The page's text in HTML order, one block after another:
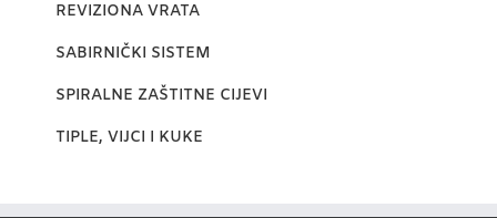
REVIZIONA VRATA
SABIRNIČKI SISTEM
SPIRALNE ZAŠTITNE CIJEVI
TIPLE, VIJCI I KUKE